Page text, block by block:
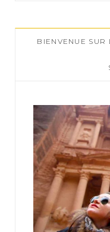
c
h
:
BIENVENUE SUR